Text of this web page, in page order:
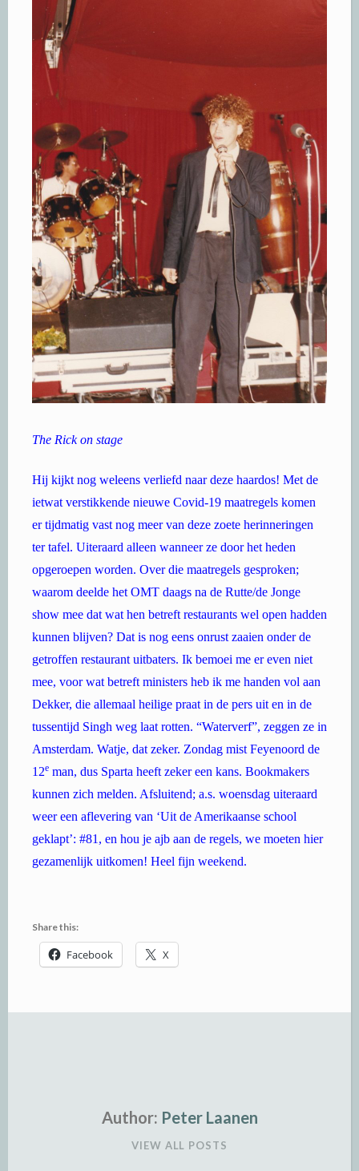
The Rick on stage
Hij kijkt nog weleens verliefd naar deze haardos! Met de
ietwat verstikkende nieuwe Covid-19 maatregels komen
er tijdmatig vast nog meer van deze zoete herinneringen
ter tafel. Uiteraard alleen wanneer ze door het heden
opgeroepen worden. Over die maatregels gesproken;
waarom deelde het OMT daags na de Rutte/de Jonge
show mee dat wat hen betreft restaurants wel open hadden
kunnen blijven? Dat is nog eens onrust zaaien onder de
getroffen restaurant uitbaters. Ik bemoei me er even niet
mee, voor wat betreft ministers heb ik me handen vol aan
Dekker, die allemaal heilige praat in de pers uit en in de
tussentijd Singh weg laat rotten. “Waterverf”, zeggen ze in
Amsterdam. Watje, dat zeker. Zondag mist Feyenoord de
12e man, dus Sparta heeft zeker een kans. Bookmakers
kunnen zich melden. Afsluitend; a.s. woensdag uiteraard
weer een aflevering van ‘Uit de Amerikaanse school
geklapt’: #81, en hou je ajb aan de regels, we moeten hier
gezamenlijk uitkomen! Heel fijn weekend.
Share this:
Facebook X
Author: Peter Laanen
VIEW ALL POSTS